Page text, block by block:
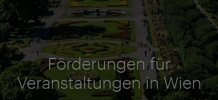
Förderungen für
Veranstaltungen in Wien